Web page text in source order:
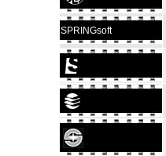
SPRINGsoft